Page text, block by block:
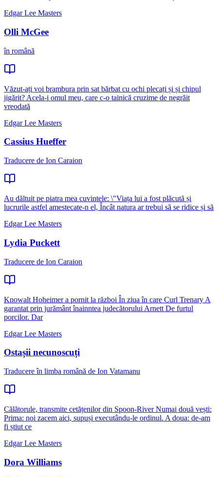
Edgar Lee Masters
Olli McGee
în română
Văzut-ați voi brambura prin sat bărbat cu ochi plecați și și chipul
jigărit? Acela-i omul meu, care c-o tainică cruzime de negrăit
vreodată
Edgar Lee Masters
Cassius Hueffer
Traducere de Ion Caraion
Au dăltuit pe piatra mea cuvintele: \"Viața lui a fost plăcută și
lucrurile astfel amestecate-n el, Încât natura ar trebui să se ridice și să
Edgar Lee Masters
Lydia Puckett
Traducere de Ion Caraion
Knowalt Hoheimer a pornit la război În ziua în care Curl Trenary A
garantat prin jurământ înainntea judecătorului Arnett De furtul
porcilor. Dar
Edgar Lee Masters
Ostașii necunoscuți
Traducere în limba română de Ion Vatamanu
Călătorule, transmite cetățenilor din Spoon-River Numai două vești:
Prima: noi zacem aici, supuși executându-le ordinul. A doua: de-am
fi știut ce
Edgar Lee Masters
Dora Williams